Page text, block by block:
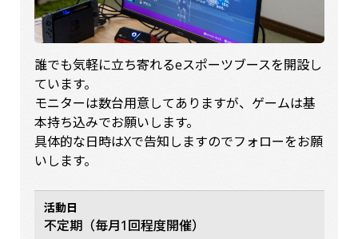
誰でも気軽に立ち寄れるeスポーツブースを開設し
ています。
モニターは数台用意してありますが、ゲームは基
本持ち込みでお願いします。
具体的な日時はXで告知しますのでフォローをお願
いします。
活動日
不定期（毎月1回程度開催）